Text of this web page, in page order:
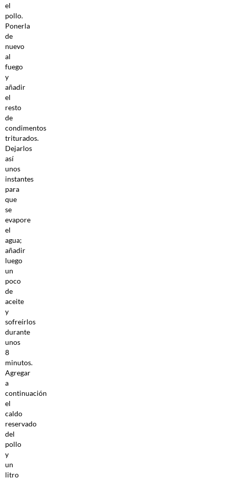
el
pollo.
Ponerla
de
nuevo
al
fuego
y
añadir
el
resto
de
condimentos
triturados.
Dejarlos
así
unos
instantes
para
que
se
evapore
el
agua;
añadir
luego
un
poco
de
aceite
y
sofreírlos
durante
unos
8
minutos.
Agregar
a
continuación
el
caldo
reservado
del
pollo
y
un
litro